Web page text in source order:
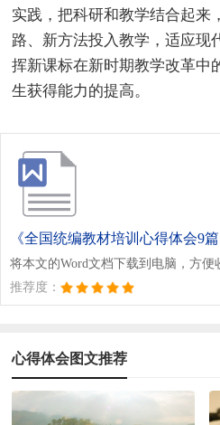
实践，把科研和教学结合起来
路、新方法投入教学，适应现
挥新课标在新时期教学改革中
生获得能力的提高。
《全国统编教材培训心得体会9篇
将本文的Word文档下载到电脑，方便
推荐度：
心得体会图文推荐